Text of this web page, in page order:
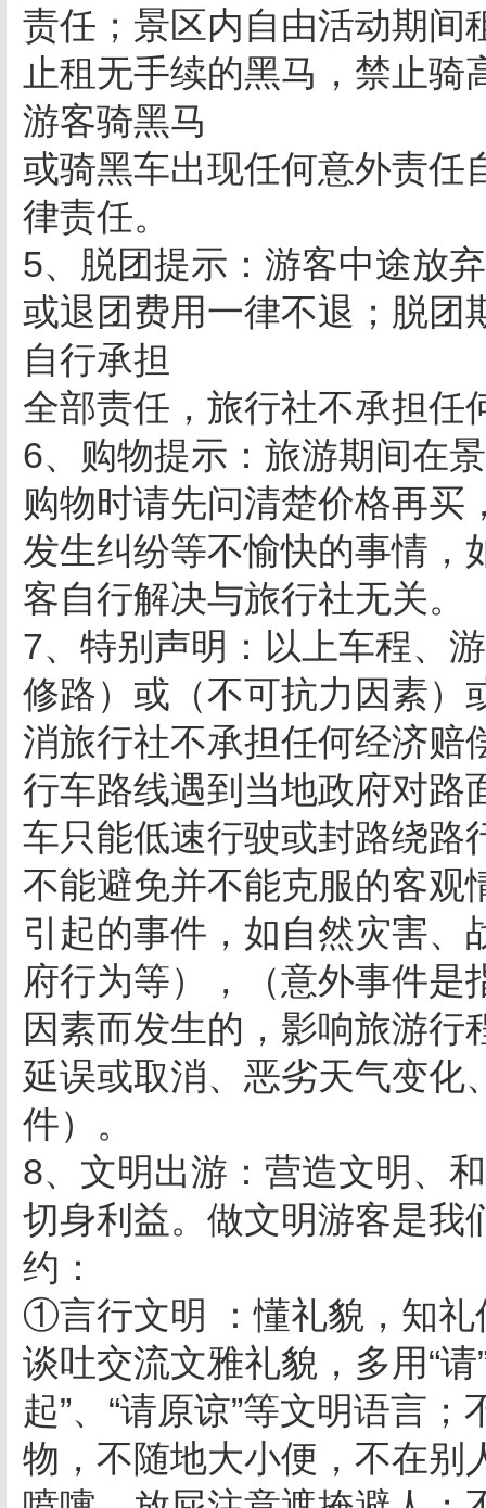
责任；景区内自由活动期间
止租无手续的黑马，禁止
游客骑黑马
或骑黑车出现任何意外责任
律责任。
5、脱团提示：游客中途放
或退团费用一律不退；脱团
自行承担
全部责任，旅行社不承担任
6、购物提示：旅游期间在
购物时请先问清楚价格再买
发生纠纷等不愉快的事情，
客自行解决与旅行社无关。
7、特别声明：以上车程、
修路）或（不可抗力因素）
消旅行社不承担任何经济赔
行车路线遇到当地政府对路
车只能低速行驶或封路绕路
不能避免并不能克服的客观
引起的事件，如自然灾害、
府行为等），（意外事件是
因素而发生的，影响旅游
延误或取消、恶劣天气变化
件）。
8、文明出游：营造文明、
切身利益。做文明游客是我
约：
①言行文明 ：懂礼貌，知礼
谈吐交流文雅礼貌，多用“请
起”、“请原谅”等文明语言
物，不随地大小便，不在别